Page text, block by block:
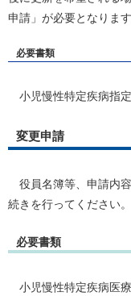
申請」が必要となります
必要書類
小児慢性特定疾病指
変更申請
役員名簿等、申請内
続きを行ってください。
必要書類
小児慢性特定疾病医